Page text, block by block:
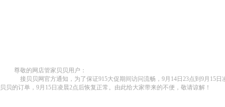
尊敬的网店管家贝贝用户：
接贝贝网官方通知，为了保证915大促期间访问流畅，9月14日23点到9月15日
贝贝的订单，9月15日凌晨2点后恢复正常。由此给大家带来的不便，敬请谅解！